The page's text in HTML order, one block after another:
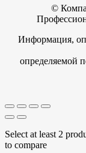
©
Информация,
определяемой
Select at least 2
to compare